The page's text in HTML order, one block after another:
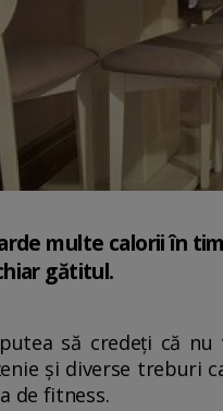
multe calorii în
gătitul.
să credeți că
și diverse treburi
de fitness.